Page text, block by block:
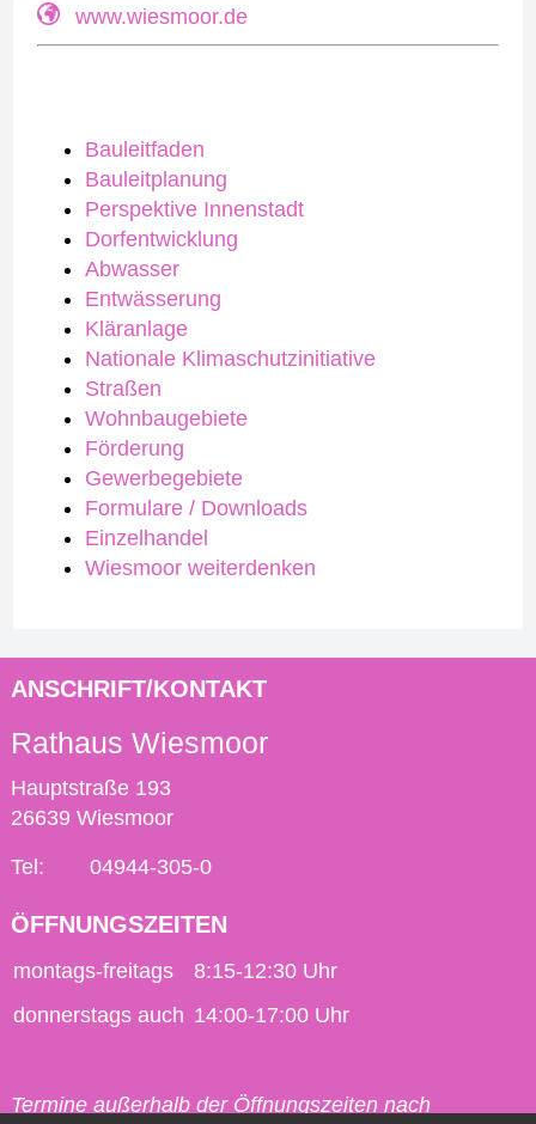
Bauleitfaden
Bauleitplanung
Perspektive Innenstadt
Dorfentwicklung
Abwasser
Entwässerung
Kläranlage
Nationale Klimaschutzinitiative
Straßen
Wohnbaugebiete
Förderung
Gewerbegebiete
Formulare / Downloads
Einzelhandel
Wiesmoor weiterdenken
www.wiesmoor.de
ANSCHRIFT/KONTAKT
Rathaus Wiesmoor
Hauptstraße 193
26639 Wiesmoor
Tel: 04944-305-0
ÖFFNUNGSZEITEN
montags-freitags
8:15-12:30 Uhr
donnerstags auch 14:00-17:00 Uhr
Termine außerhalb der Öffnungszeiten nach